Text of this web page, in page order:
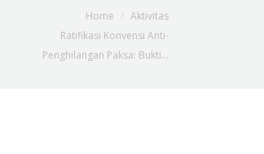
Home
Aktivitas
Ratifikasi Konvensi Anti-
Penghilangan Paksa: Bukti…